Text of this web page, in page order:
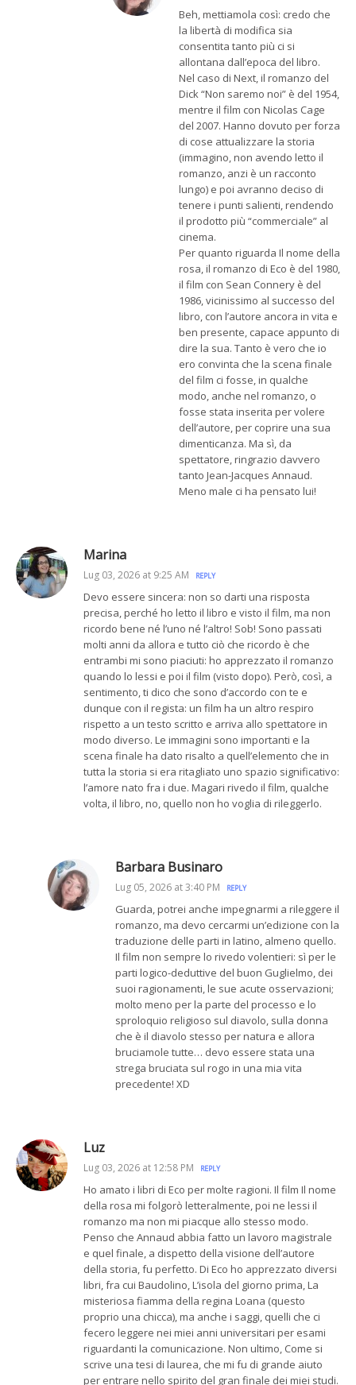
Beh, mettiamola così: credo che
la libertà di modifica sia
consentita tanto più ci si
allontana dall’epoca del libro.
Nel caso di Next, il romanzo del
Dick “Non saremo noi” è del 1954,
mentre il film con Nicolas Cage
del 2007. Hanno dovuto per forza
di cose attualizzare la storia
(immagino, non avendo letto il
romanzo, anzi è un racconto
lungo) e poi avranno deciso di
tenere i punti salienti, rendendo
il prodotto più “commerciale” al
cinema.
Per quanto riguarda Il nome della
rosa, il romanzo di Eco è del 1980,
il film con Sean Connery è del
1986, vicinissimo al successo del
libro, con l’autore ancora in vita e
ben presente, capace appunto di
dire la sua. Tanto è vero che io
ero convinta che la scena finale
del film ci fosse, in qualche
modo, anche nel romanzo, o
fosse stata inserita per volere
dell’autore, per coprire una sua
dimenticanza. Ma sì, da
spettatore, ringrazio davvero
tanto Jean-Jacques Annaud.
Meno male ci ha pensato lui!
Marina
Lug 03, 2026 at 9:25 AM REPLY
Devo essere sincera: non so darti una risposta
precisa, perché ho letto il libro e visto il film, ma non
ricordo bene né l’uno né l’altro! Sob! Sono passati
molti anni da allora e tutto ciò che ricordo è che
entrambi mi sono piaciuti: ho apprezzato il romanzo
quando lo lessi e poi il film (visto dopo). Però, così, a
sentimento, ti dico che sono d’accordo con te e
dunque con il regista: un film ha un altro respiro
rispetto a un testo scritto e arriva allo spettatore in
modo diverso. Le immagini sono importanti e la
scena finale ha dato risalto a quell’elemento che in
tutta la storia si era ritagliato uno spazio significativo:
l’amore nato fra i due. Magari rivedo il film, qualche
volta, il libro, no, quello non ho voglia di rileggerlo.
Barbara Businaro
Lug 05, 2026 at 3:40 PM REPLY
Guarda, potrei anche impegnarmi a rileggere il
romanzo, ma devo cercarmi un’edizione con la
traduzione delle parti in latino, almeno quello.
Il film non sempre lo rivedo volentieri: sì per le
parti logico-deduttive del buon Guglielmo, dei
suoi ragionamenti, le sue acute osservazioni;
molto meno per la parte del processo e lo
sproloquio religioso sul diavolo, sulla donna
che è il diavolo stesso per natura e allora
bruciamole tutte… devo essere stata una
strega bruciata sul rogo in una mia vita
precedente! XD
Luz
Lug 03, 2026 at 12:58 PM REPLY
Ho amato i libri di Eco per molte ragioni. Il film Il nome
della rosa mi folgorò letteralmente, poi ne lessi il
romanzo ma non mi piacque allo stesso modo.
Penso che Annaud abbia fatto un lavoro magistrale
e quel finale, a dispetto della visione dell’autore
della storia, fu perfetto. Di Eco ho apprezzato diversi
libri, fra cui Baudolino, L’isola del giorno prima, La
misteriosa fiamma della regina Loana (questo
proprio una chicca), ma anche i saggi, quelli che ci
fecero leggere nei miei anni universitari per esami
riguardanti la comunicazione. Non ultimo, Come si
scrive una tesi di laurea, che mi fu di grande aiuto
per entrare nello spirito del gran finale dei miei studi.